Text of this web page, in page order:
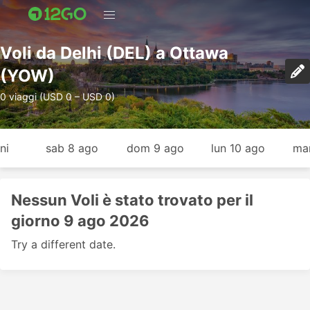
Voli da Delhi (DEL) a Ottawa
(YOW)
0 viaggi (USD 0 – USD 0)
sab 8 ago dom 9 ago lun 10 ago
Nessun Voli è stato trovato per il
giorno 9 ago 2026
Try a different date.